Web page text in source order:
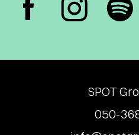
SPOT
050-